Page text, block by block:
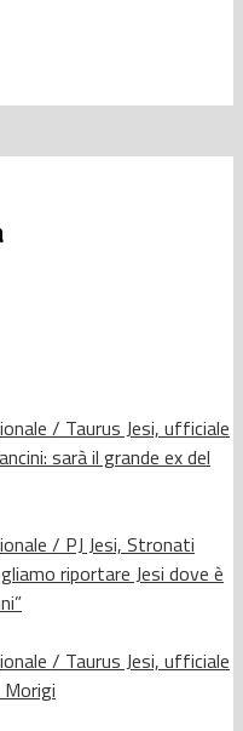
/ Taurus Jesi, ufficiale
sarà il grande ex del
/ PJ Jesi, Stronati
riportare Jesi dove è
/ Taurus Jesi, ufficiale
Morigi